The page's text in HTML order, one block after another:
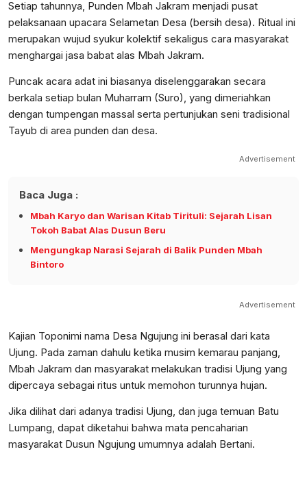
Setiap tahunnya, Punden Mbah Jakram menjadi pusat
pelaksanaan upacara Selametan Desa (bersih desa). Ritual ini
merupakan wujud syukur kolektif sekaligus cara masyarakat
menghargai jasa babat alas Mbah Jakram.
Puncak acara adat ini biasanya diselenggarakan secara
berkala setiap bulan Muharram (Suro), yang dimeriahkan
dengan tumpengan massal serta pertunjukan seni tradisional
Tayub di area punden dan desa.
Advertisement
Baca Juga :
Mbah Karyo dan Warisan Kitab Tirituli: Sejarah Lisan
Tokoh Babat Alas Dusun Beru
Mengungkap Narasi Sejarah di Balik Punden Mbah
Bintoro
Advertisement
Kajian Toponimi nama Desa Ngujung ini berasal dari kata
Ujung. Pada zaman dahulu ketika musim kemarau panjang,
Mbah Jakram dan masyarakat melakukan tradisi Ujung yang
dipercaya sebagai ritus untuk memohon turunnya hujan.
Jika dilihat dari adanya tradisi Ujung, dan juga temuan Batu
Lumpang, dapat diketahui bahwa mata pencaharian
masyarakat Dusun Ngujung umumnya adalah Bertani.